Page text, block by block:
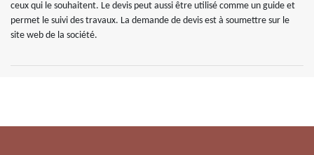
ceux qui le souhaitent. Le devis peut aussi être utilisé comme un guide et
permet le suivi des travaux. La demande de devis est à soumettre sur le
site web de la société.